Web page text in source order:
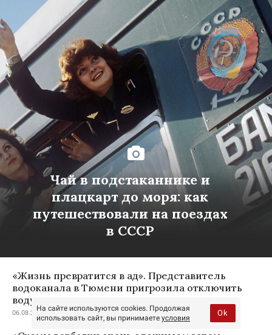
На сайте используются cookies. Продолжая
использовать сайт, вы принимаете условия
Ok
Чай в подстаканнике и
плацкарт до моря: как
путешествовали на поездах
в СССР
«Жизнь превратится в ад». Представитель
водоканала в Тюмени пригрозила отключить
воду недовольным
06.08.2026, 20:50